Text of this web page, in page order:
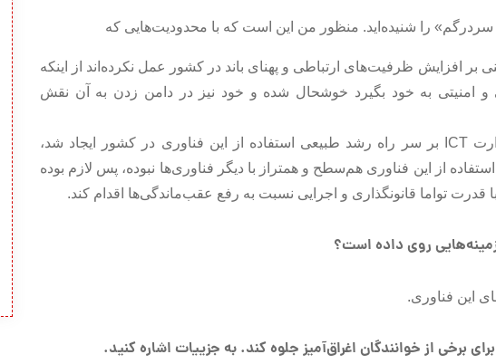
را شنیده‌اید. منظور من این است که با محدودیت‌هایی که
بر افزایش ظرفیت‌های ارتباطی و پهنای باند در کشور عمل نکرده‌اند از اینکه
امنیتی به خود بگیرد خوشحال شده و خود نیز در دامن زدن به آن نقش
در حدود شش سال پیش از سوی وزارت ICT بر سر راه رشد طبیعی استفاده از این فناوری در کشور ایجاد شد،
از این فناوری هم‌سطح و همتراز با دیگر فناوری‌ها نبوده، پس لازم بوده
قدرت تواما قانونگذاری و اجرایی نسبت به رفع عقب‌ماندگی‌ها اقدام کند.
روی داده است؟
این فناوری.
برخی از خوانندگان اغراق‌آمیز جلوه کند. به جزییات اشاره کنید.